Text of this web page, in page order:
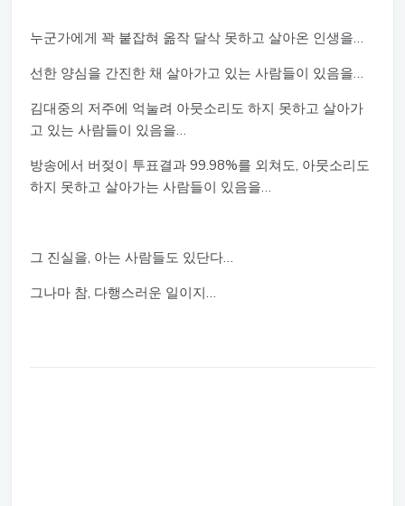
누군가에게 꽉 붙잡혀 옮작 달삭 못하고 살아온 인생을…
선한 양심을 간진한 채 살아가고 있는 사람들이 있음을…
김대중의 저주에 억눌려 아뭇소리도 하지 못하고 살아가
고 있는 사람들이 있음을…
방송에서 버젖이 투표결과 99.98%를 외쳐도, 아뭇소리도
하지 못하고 살아가는 사람들이 있음을…
그 진실을, 아는 사람들도 있단다…
그나마 참, 다행스러운 일이지…